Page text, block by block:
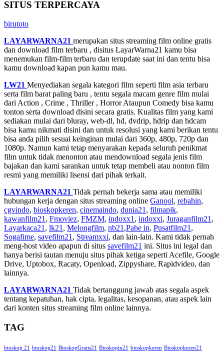
SITUS TERPERCAYA
birutoto
LAYARWARNA21 merupakan situs streaming film online gratis
dan download film terbaru , disitus LayarWarna21 kamu bisa
menemukan film-film terbaru dan terupdate saat ini dan tentu bisa
kamu download kapan pun kamu mau.
LW21 Menyediakan segala kategori film seperti film asia terbaru
serta film barat paling baru , tentu segala macam genre film mulai
dari Action , Crime , Thriller , Horror Ataupun Comedy bisa kamu
tonton serta download disini secara gratis. Kualitas film yang kami
sediakan mulai dari bluray, web-dl, hd, dvdrip, hdrip dan hdcam
bisa kamu nikmati disini dan untuk resolusi yang kami berikan tentu
bisa anda pilih sesuai keinginan mulai dari 360p, 480p, 720p dan
1080p. Namun kami tetap menyarakan kepada seluruh penikmat
film untuk tidak menonton atau mendownload segala jenis film
bajakan dan kami sarankan untuk tetap membeli atau nonton film
resmi yang memiliki lisensi dari pihak terkait.
LAYARWARNA21 Tidak pernah bekerja sama atau memiliki
hubungan kerja dengan situs streaming online Ganool, rebahin,
cgvindo, bioskopkeren, cinemaindo, dunia21 , filmapik,
kawanfilm21 , Fmoviez, FMZM, indoxx1 , indoxxi, Juraganfilm21 ,
Layarkaca21 , lk21 , Melongfilm, nb21 ,Pahe in, Pusatfilm21 ,
Sogafime, savefilm21 , Streamxxi, dan lain-lain. Kami tidak pernah
meng-host video apapun di situs savefilm21 ini. Situs ini legal dan
hanya berisi tautan menuju situs pihak ketiga seperti Acefile, Google
Drive, Uptobox, Racaty, Openload, Zippyshare, Rapidvideo, dan
lainnya.
LAYARWARNA21 Tidak bertanggung jawab atas segala aspek
tentang kepatuhan, hak cipta, legalitas, kesopanan, atau aspek lain
dari konten situs streaming film online lainnya.
TAG
bioskop 21 bioskop21 BioskopGratis21 Bioskopin21 bioskopkeren Bioskopkeren21